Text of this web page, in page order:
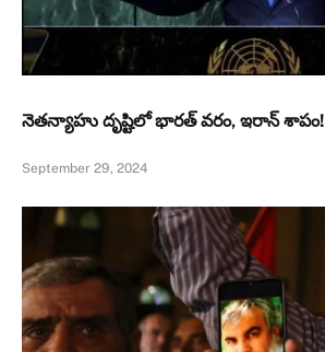
నెతన్యాహు దృష్టిలో భారత్ వరం, ఇరాన్ శాపం!
September 29, 2024